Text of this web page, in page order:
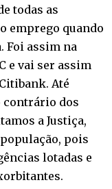
todas as
emprego quando
Foi assim na
e vai ser assim
Até
contrário dos
a Justiça,
pois
lotadas e